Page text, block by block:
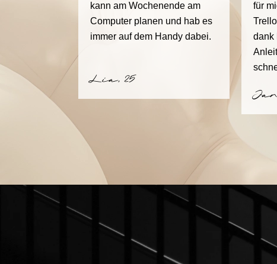
kann am Wochenende am
Computer planen und hab es
immer auf dem Handy dabei.
Lia, 25
für
dank